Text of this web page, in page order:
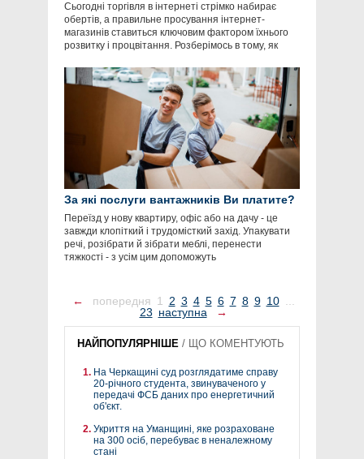
Сьогодні торгівля в інтернеті стрімко набирає
обертів, а правильне просування інтернет-
магазинів ставиться ключовим фактором їхнього
розвитку і процвітання. Розберімось в тому, як
За які послуги вантажників Ви платите?
Переїзд у нову квартиру, офіс або на дачу - це
завжди клопіткий і трудомісткий захід. Упакувати
речі, розібрати й зібрати меблі, перенести
тяжкості - з усім цим допоможуть
← попередня 1 2 3 4 5 6 7 8 9 10 ...
23 наступна →
НАЙПОПУЛЯРНІШЕ / ЩО КОМЕНТУЮТЬ
На Черкащині суд розглядатиме справу
20-річного студента, звинуваченого у
передачі ФСБ даних про енергетичний
об'єкт.
Укриття на Уманщині, яке розраховане
на 300 осіб, перебуває в неналежному
стані